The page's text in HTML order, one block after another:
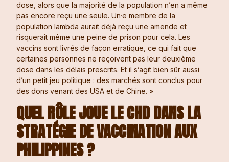
dose, alors que la majorité de la population n’en a même
pas encore reçu une seule. Un·e membre de la
population lambda aurait déjà reçu une amende et
risquerait même une peine de prison pour cela. Les
vaccins sont livrés de façon erratique, ce qui fait que
certaines personnes ne reçoivent pas leur deuxième
dose dans les délais prescrits. Et il s’agit bien sûr aussi
d’un petit jeu politique : des marchés sont conclus pour
des dons venant des USA et de Chine. »
QUEL RÔLE JOUE LE CHD DANS LA
STRATÉGIE DE VACCINATION AUX
PHILIPPINES ?